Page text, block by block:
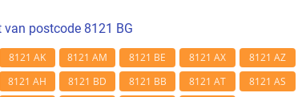
postcode 8121 BG
8121 AK 8121 AM 8121 BE 8121 AX
8121 AZ
8121 AH 8121 BD 8121 BB 8121 AT
8121 AS